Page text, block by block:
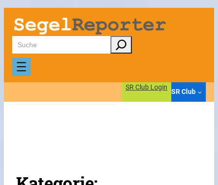
Zum
Inhalt
springen
Suchen
SR Club Login
SR Club